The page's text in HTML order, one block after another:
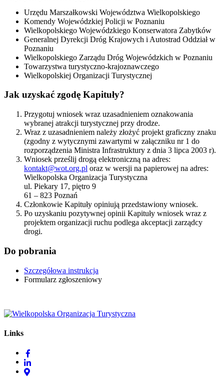
Urzędu Marszałkowski Województwa Wielkopolskiego
Komendy Wojewódzkiej Policji w Poznaniu
Wielkopolskiego Wojewódzkiego Konserwatora Zabytków
Generalnej Dyrekcji Dróg Krajowych i Autostrad Oddział w
Poznaniu
Wielkopolskiego Zarządu Dróg Wojewódzkich w Poznaniu
Towarzystwa turystyczno-krajoznawczego
Wielkopolskiej Organizacji Turystycznej
Jak uzyskać zgodę Kapituły?
Przygotuj wniosek wraz uzasadnieniem oznakowania
wybranej atrakcji turystycznej przy drodze.
Wraz z uzasadnieniem należy złożyć projekt graficzny znaku
(zgodny z wytycznymi zawartymi w załączniku nr 1 do
rozporządzenia Ministra Infrastruktury z dnia 3 lipca 2003 r).
Wniosek prześlij drogą elektroniczną na adres:
kontakt@wot.org.pl oraz w wersji na papierowej na adres:
Wielkopolska Organizacja Turystyczna
ul. Piekary 17, piętro 9
61 – 823 Poznań
Członkowie Kapituły opiniują przedstawiony wniosek.
Po uzyskaniu pozytywnej opinii Kapituły wniosek wraz z
projektem organizacji ruchu podlega akceptacji zarządcy
drogi.
Do pobrania
Szczegółowa instrukcja
Formularz zgłoszeniowy
Links